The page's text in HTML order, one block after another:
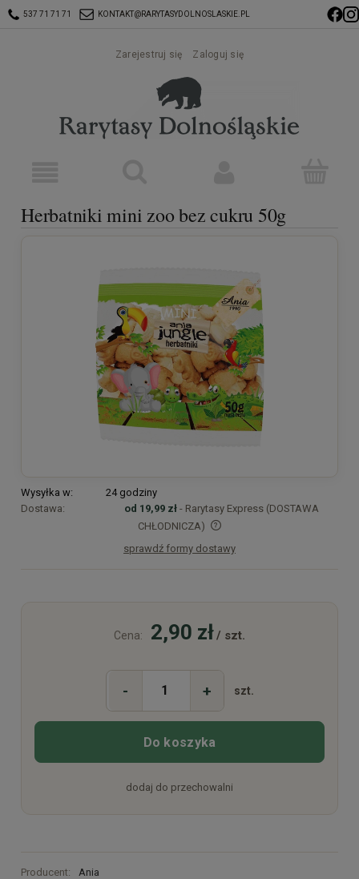
537 71 71 71 KONTAKT@RARYTASYDOLNOSLASKIE.PL
Zarejestruj się Zaloguj się
Herbatniki mini zoo bez cukru 50g
Wysyłka w:
24 godziny
Dostawa:
od 19,99 zł - Rarytasy Express (DOSTAWA
CHŁODNICZA)
Cena nie zawiera ewentualnych kosztów płatności
sprawdź formy dostawy
Cena: 2,90 zł/ szt.
- + szt.
Do koszyka
dodaj do przechowalni
Producent: Ania